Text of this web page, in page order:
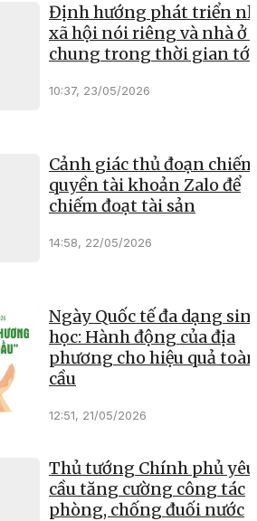
Định hướng phát triển
xã hội nói riêng và nhà ở
chung trong thời gian tới
10:37, 23/05/2026
Cảnh giác thủ đoạn chiếm
quyền tài khoản Zalo để
chiếm đoạt tài sản
14:58, 22/05/2026
Ngày Quốc tế đa dạng
học: Hành động của địa
phương cho hiệu quả toàn
cầu
12:51, 21/05/2026
Thủ tướng Chính phủ yêu
cầu tăng cường công tác
phòng, chống đuối nước